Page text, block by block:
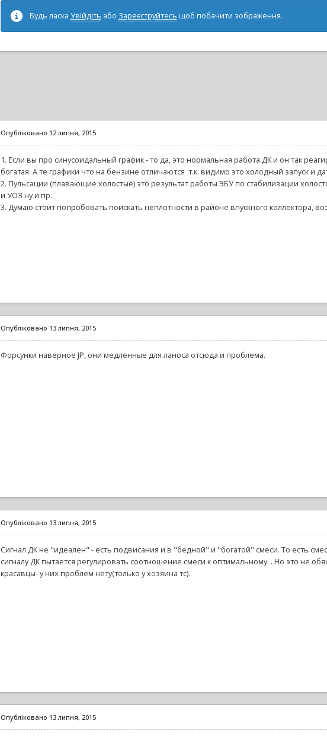
Будь ласка Увійдіть або Зареєструйтесь щоб побачити зображення.
Опубліковано 12 липня, 2015
1. Если вы про синусоидальный график - то да, это нормальная работа ДК и он так
богатая. А те графики что на бензине отличаются т.к. видимо это холодный запуск и
2. Пульсации (плавающие холостые) это результат работы ЭБУ по стабилизации
и УОЗ ну и пр.
3. Думаю стоит попробовать поискать неплотности в районе впускного коллектора,
Опубліковано 13 липня, 2015
Форсунки наверное JP, они медленные для ланоса отсюда и проблема.
Опубліковано 13 липня, 2015
Сигнал ДК не "идеален" - есть подвисания и в "бедной" и "богатой" смеси. То есть
сигналу ДК пытается регулировать соотношение смеси к оптимальному. . Но это не
красавцы- у них проблем нету(только у хозяина тс).
Опубліковано 13 липня, 2015